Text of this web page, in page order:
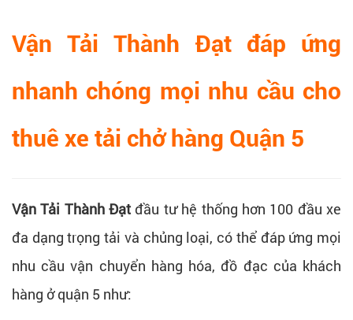
Vận Tải Thành Đạt đáp ứng
nhanh chóng mọi nhu cầu cho
thuê xe tải chở hàng Quận 5
Vận Tải Thành Đạt đầu tư hệ thống hơn 100 đầu xe
đa dạng trọng tải và chủng loại, có thể đáp ứng mọi
nhu cầu vận chuyển hàng hóa, đồ đạc của khách
hàng ở quận 5 như: